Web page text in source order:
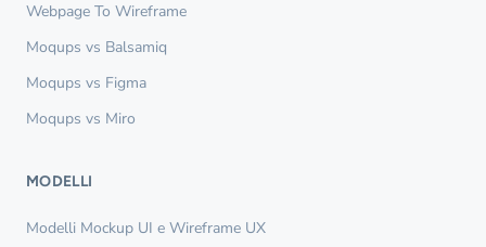
Webpage To Wireframe
Moqups vs Balsamiq
Moqups vs Figma
Moqups vs Miro
MODELLI
Modelli Mockup UI e Wireframe UX